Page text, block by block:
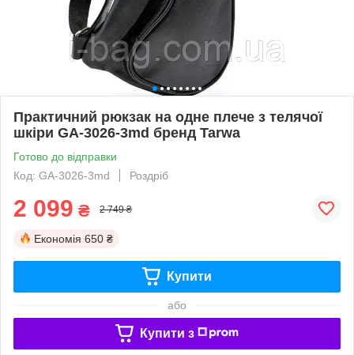
Практичний рюкзак на одне плече з телячої
шкіри GA-3026-3md бренд Tarwa
Готово до відправки
Код: GA-3026-3md
Роздріб
2 099 ₴ 2 749 ₴
Економія 650 ₴
Купити
або
Купити з